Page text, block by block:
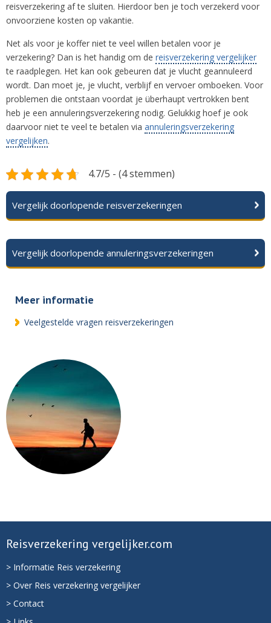
reisverzekering af te sluiten. Hierdoor ben je toch verzekerd voor
onvoorziene kosten op vakantie.
Net als voor je koffer niet te veel willen betalen voor je
verzekering? Dan is het handig om de reisverzekering vergelijker
te raadplegen. Het kan ook gebeuren dat je vlucht geannuleerd
wordt. Dan moet je, je vlucht, verblijf en vervoer omboeken. Voor
problemen die ontstaan voordat je überhaupt vertrokken bent
heb je een annuleringsverzekering nodig. Gelukkig hoef je ook
daarvoor niet te veel te betalen via annuleringsverzekering
vergelijken.
4.7/5 - (4 stemmen)
Vergelijk doorlopende reisverzekeringen
Vergelijk doorlopende annuleringsverzekeringen
Meer informatie
Veelgestelde vragen reisverzekeringen
Reisverzekering vergelijker.com
> Informatie Reis verzekering
> Over Reis verzekering vergelijker
> Contact